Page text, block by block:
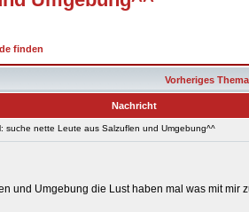
finden
Vorheriges
Nachricht
suche nette Leute aus Salzuflen und Umgebung^^
und Umgebung die Lust haben mal was mit mir